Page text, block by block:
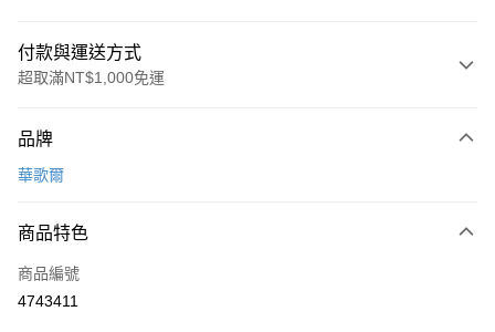
付款與運送方式
超取滿NT$1,000免運
信用卡一次付款
LINE Pay
街口支付
品牌
華歌爾
商品特色
商品編號
4743411